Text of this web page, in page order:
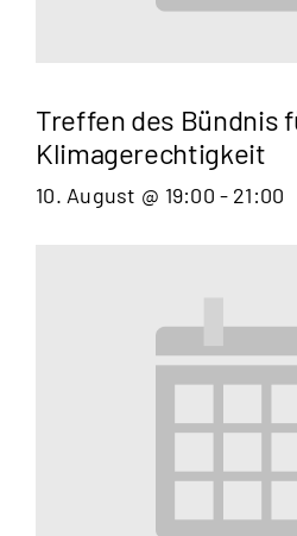
Treffen des Bündnis
Klimagerechtigkeit
10. August @ 19:00 - 21:00